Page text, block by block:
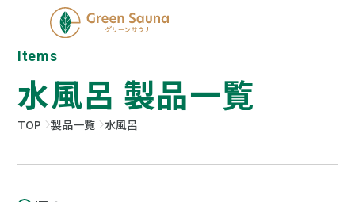
Items
水風呂 製品一覧
TOP 製品一覧 水風呂